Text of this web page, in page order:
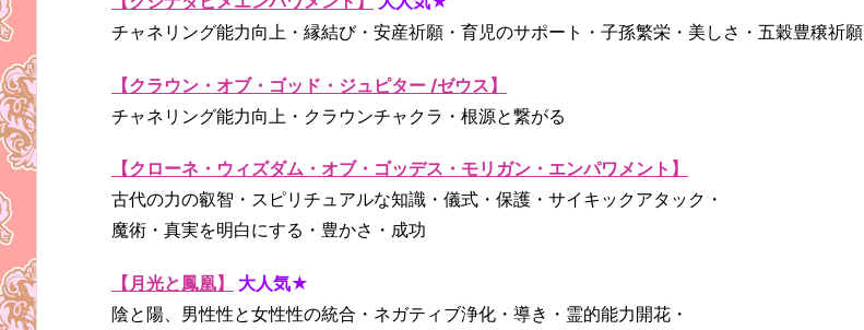
チャネリング能力向上・縁結び・安産祈願・育児のサポート・子孫繁栄・美しさ・五穀豊穣祈願
【クラウン・オブ・ゴッド・ジュピター /ゼウス】
チャネリング能力向上・クラウンチャクラ・根源と繋がる
【クローネ・ウィズダム・オブ・ゴッデス・モリガン・エンパワメント】
古代の力の叡智・スピリチュアルな知識・儀式・保護・サイキックアタック・
魔術・真実を明白にする・豊かさ・成功
【月光と鳳凰】
大人気★
陰と陽、男性性と女性性の統合・ネガティブ浄化・導き・霊的能力開花・